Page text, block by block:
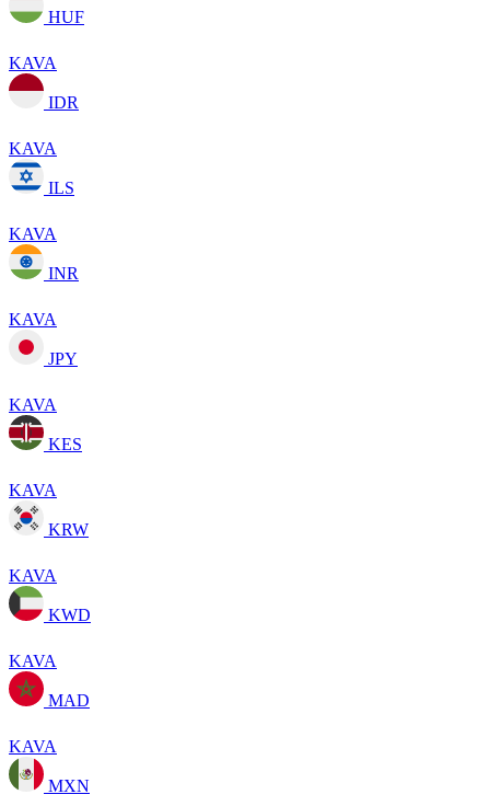
HUF
KAVA
IDR
KAVA
ILS
KAVA
INR
KAVA
JPY
KAVA
KES
KAVA
KRW
KAVA
KWD
KAVA
MAD
KAVA
MXN